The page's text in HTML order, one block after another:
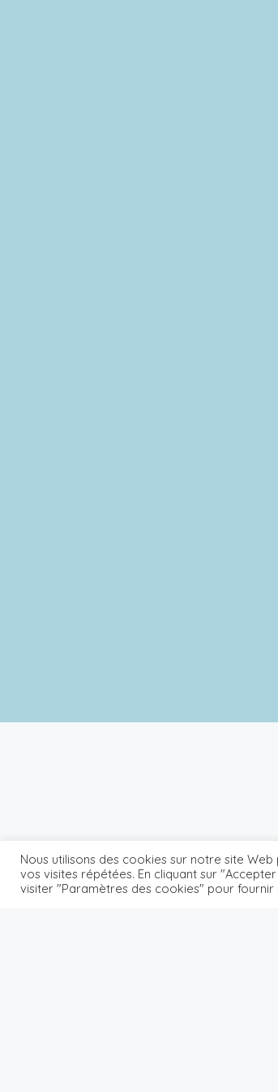
Home Listing – Map Fullscreen
Listing – Map
Nous utilisons des cookies sur notre site
vos visites répétées. En cliquant sur
visiter "Paramètres des cookies" pour